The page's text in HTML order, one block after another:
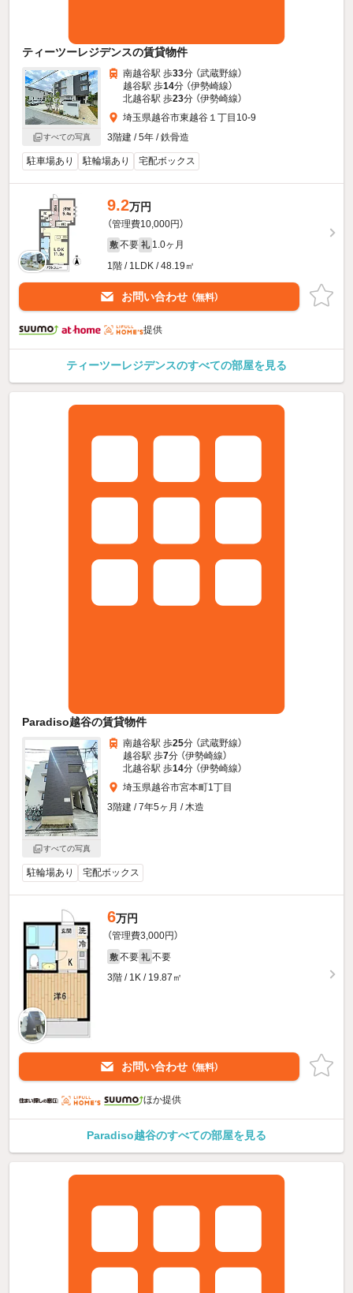
ティーツーレジデンスの賃貸物件
すべての写真
南越谷駅 歩33分 （武蔵野線）
越谷駅 歩14分 （伊勢崎線）
北越谷駅 歩23分 （伊勢崎線）
埼玉県越谷市東越谷１丁目10-9
3階建 / 5年 / 鉄骨造
駐車場あり 駐輪場あり 宅配ボックス
9.2万円
（管理費10,000円）
敷 不要 礼 1.0ヶ月
1階 / 1LDK / 48.19㎡
お問い合わせ （無料）
提供
ティーツーレジデンスのすべての部屋を見る
Paradiso越谷の賃貸物件
すべての写真
南越谷駅 歩25分 （武蔵野線）
越谷駅 歩7分 （伊勢崎線）
北越谷駅 歩14分 （伊勢崎線）
埼玉県越谷市宮本町1丁目
3階建 / 7年5ヶ月 / 木造
駐輪場あり 宅配ボックス
6万円
（管理費3,000円）
敷 不要 礼 不要
3階 / 1K / 19.87㎡
お問い合わせ （無料）
ほか提供
Paradiso越谷のすべての部屋を見る